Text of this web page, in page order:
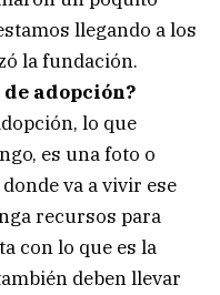
llegando a los
la fundación.
adopción?
lo que
es una foto o
va a vivir ese
recursos para
con lo que es la
deben llevar